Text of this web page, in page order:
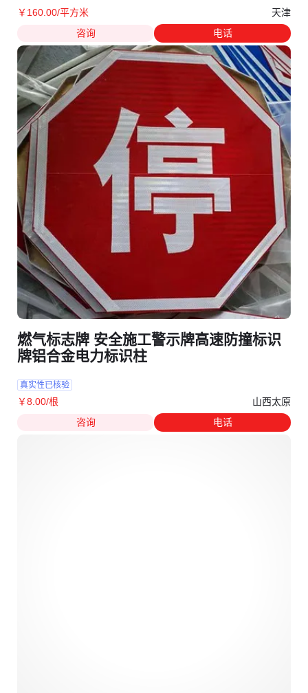
￥ 160.00/平方米
天津
咨询
电话
燃气标志牌 安全施工警示牌高速防撞标识
牌铝合金电力标识柱
真实性已核验
￥8.00/根
山西太原
咨询
电话